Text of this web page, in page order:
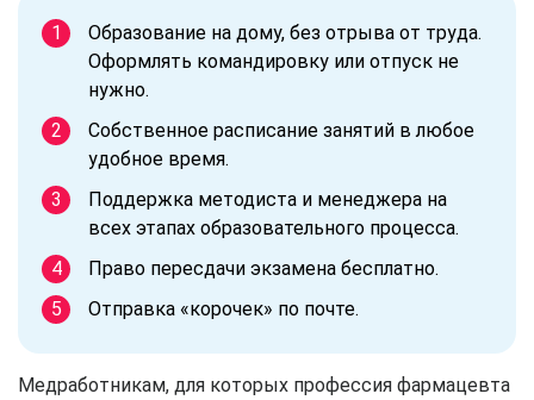
Образование на дому, без отрыва от труда.
Оформлять командировку или отпуск не
нужно.
Собственное расписание занятий в любое
удобное время.
Поддержка методиста и менеджера на
всех этапах образовательного процесса.
Право пересдачи экзамена бесплатно.
Отправка «корочек» по почте.
Медработникам, для которых профессия фармацевта